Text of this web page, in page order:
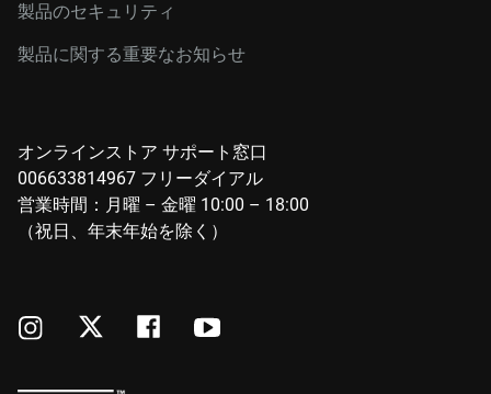
製品のセキュリティ
製品に関する重要なお知らせ
オンラインストア サポート窓口
006633814967 フリーダイアル
営業時間：月曜 – 金曜 10:00 – 18:00
（祝日、年末年始を除く）